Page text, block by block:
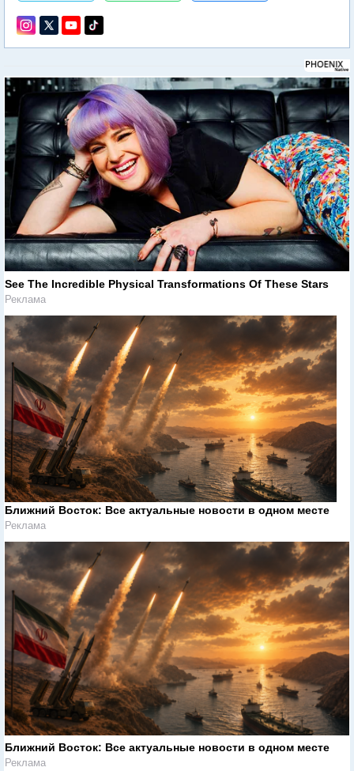
See The Incredible Physical Transformations Of These Stars
Реклама
Ближний Восток: Все актуальные новости в одном месте
Реклама
Ближний Восток: Все актуальные новости в одном месте
Реклама